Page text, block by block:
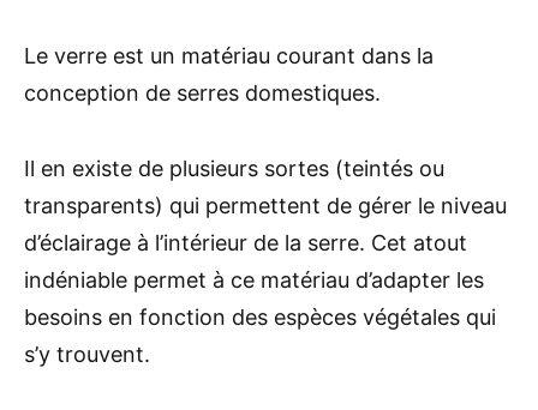
Le verre est un matériau courant dans la
conception de serres domestiques.
Il en existe de plusieurs sortes (teintés ou
transparents) qui permettent de gérer le niveau
d’éclairage à l’intérieur de la serre. Cet atout
indéniable permet à ce matériau d’adapter les
besoins en fonction des espèces végétales qui
s’y trouvent.